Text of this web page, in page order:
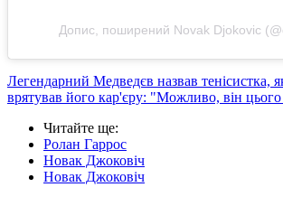
Допис, поширений Novak Djokovic
Легендарний Медведєв назвав тенісистка,
врятував його кар'єру: "Можливо, він
Читайте ще:
Ролан Гаррос
Новак Джоковіч
Новак Джоковіч